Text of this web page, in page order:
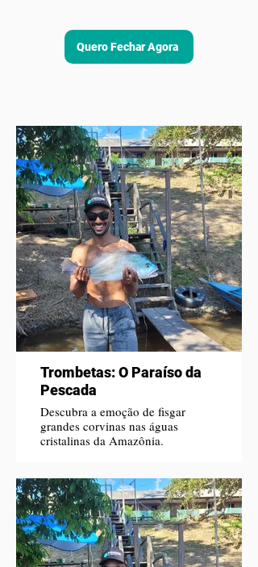
Quero Fechar Agora
Trombetas: O Paraíso da
Pescada
Descubra a emoção de fisgar
grandes corvinas nas águas
cristalinas da Amazônia.